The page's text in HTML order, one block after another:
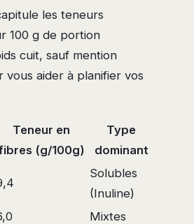
les teneurs
100 g de portion
cuit, sauf mention
vous aider à planifier vos
Teneur en
(g/100g)
Type
dominant
Solubles
(Inuline)
Mixtes